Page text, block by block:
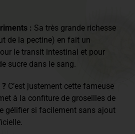
: Sa très grande richesse
de la pectine) en fait un
le transit intestinal et pour
sucre dans le sang.
C’est justement cette fameuse
à la confiture de groseilles de
gélifier si facilement sans ajout